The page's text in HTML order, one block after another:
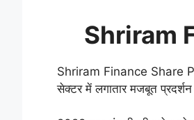
Shriram
Shriram Finance Share
सेक्टर में लगातार मजबूत